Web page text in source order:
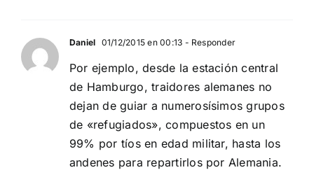
Daniel 01/12/2015 en 00:13 - Responder
Por ejemplo, desde la estación central
de Hamburgo, traidores alemanes no
dejan de guiar a numerosísimos grupos
de «refugiados», compuestos en un
99% por tíos en edad militar, hasta los
andenes para repartirlos por Alemania.